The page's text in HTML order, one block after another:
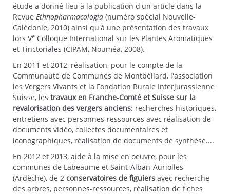
étude a donné lieu à la publication d'un article dans la
Revue Ethnopharmacologia (numéro spécial Nouvelle-
Calédonie, 2010) ainsi qu'à une présentation des travaux
lors Ve Colloque International sur les Plantes Aromatiques
et Tinctoriales (CIPAM, Nouméa, 2008).
En 2011 et 2012, réalisation, pour le compte de la
Communauté de Communes de Montbéliard, l'association
les Vergers Vivants et la Fondation Rurale Interjurassienne
Suisse, les travaux en Franche-Comté et Suisse sur la
revalorisation des vergers anciens: recherches historiques,
entretiens avec personnes-ressources avec réalisation de
documents vidéo, collectes documentaires et
iconographiques, réalisation de documents de synthèse....
En 2012 et 2013, aide à la mise en oeuvre, pour les
communes de Labeaume et Saint-Alban-Auriolles
(Ardèche), de 2 conservatoires de figuiers avec recherche
des arbres, personnes-ressources, réalisation de fiches